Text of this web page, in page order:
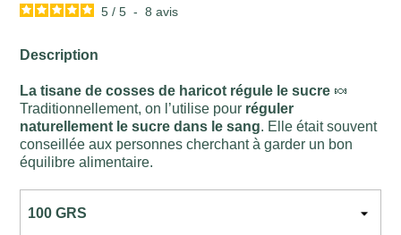
5 / 5 - 8avis
Description
La tisane de cosses de haricot régule le sucre 🍬
Traditionnellement, on l’utilise pour réguler
naturellement le sucre dans le sang. Elle était souvent
conseillée aux personnes cherchant à garder un bon
équilibre alimentaire.